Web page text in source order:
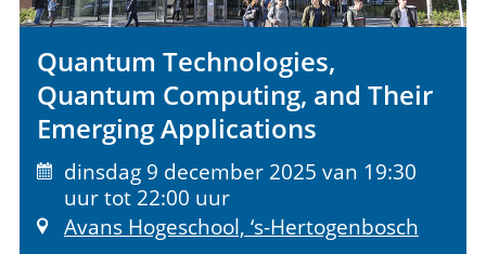
naar
menu
Quantum Technologies,
Quantum Computing, and Their
Emerging Applications
dinsdag 9 december 2025 van 19:30
uur tot 22:00 uur
Avans Hogeschool, ‘s-Hertogenbosch